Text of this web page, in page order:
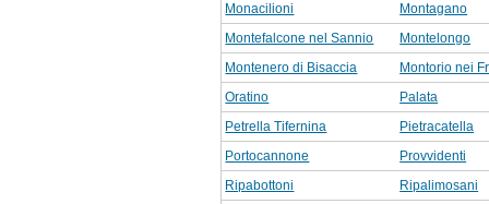
Monacilioni
Montagano
Montefalcone nel Sannio
Montelongo
Montenero di Bisaccia
Montorio nei
Oratino
Palata
Petrella Tifernina
Pietracatella
Portocannone
Provvidenti
Ripabottoni
Ripalimosani